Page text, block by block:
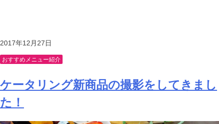
2017年12月27日
おすすめメニュー紹介
ケータリング新商品の撮影をしてきまし
た！